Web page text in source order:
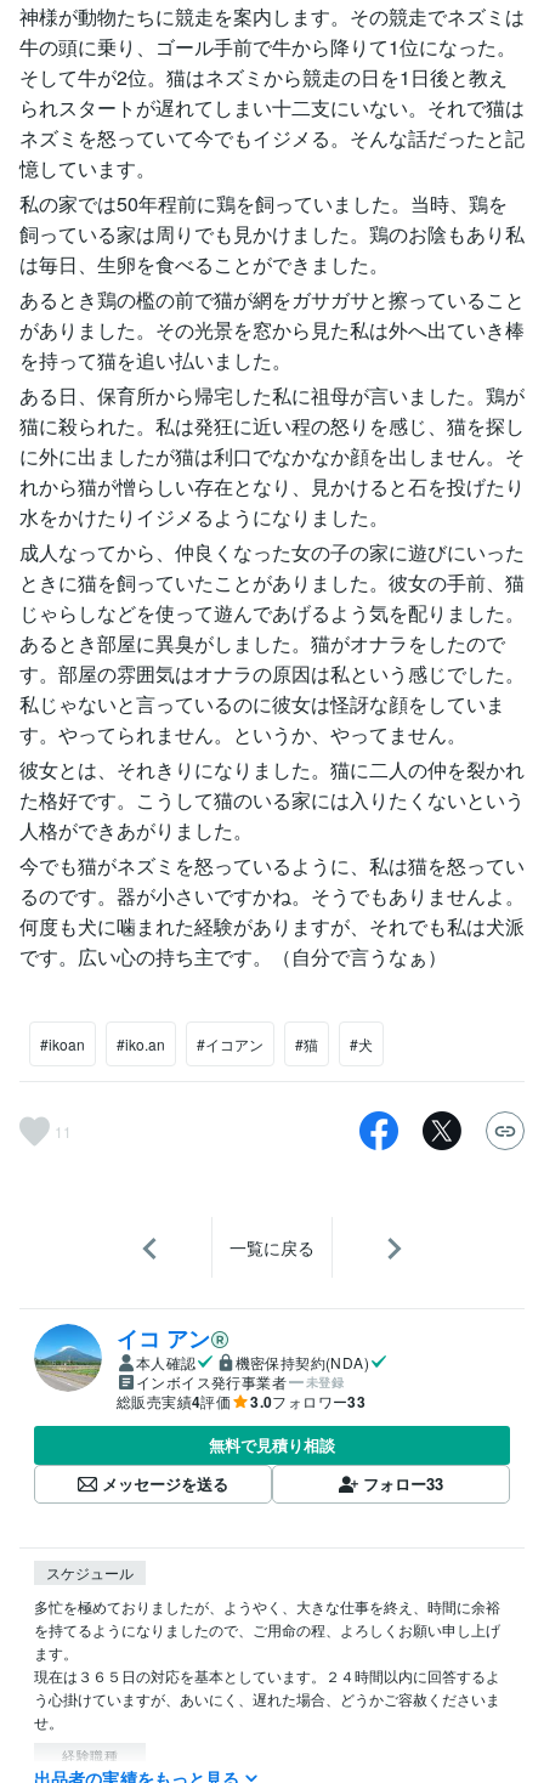
神様が動物たちに競走を案内します。その競走でネズミは
牛の頭に乗り、ゴール手前で牛から降りて1位になった。
そして牛が2位。猫はネズミから競走の日を1日後と教え
られスタートが遅れてしまい十二支にいない。それで猫は
ネズミを怒っていて今でもイジメる。そんな話だったと記
憶しています。
私の家では50年程前に鶏を飼っていました。当時、鶏を
飼っている家は周りでも見かけました。鶏のお陰もあり私
は毎日、生卵を食べることができました。
あるとき鶏の檻の前で猫が網をガサガサと擦っていること
がありました。その光景を窓から見た私は外へ出ていき棒
を持って猫を追い払いました。
ある日、保育所から帰宅した私に祖母が言いました。鶏が
猫に殺られた。私は発狂に近い程の怒りを感じ、猫を探し
に外に出ましたが猫は利口でなかなか顔を出しません。そ
れから猫が憎らしい存在となり、見かけると石を投げたり
水をかけたりイジメるようになりました。
成人なってから、仲良くなった女の子の家に遊びにいった
ときに猫を飼っていたことがありました。彼女の手前、猫
じゃらしなどを使って遊んであげるよう気を配りました。
あるとき部屋に異臭がしました。猫がオナラをしたので
す。部屋の雰囲気はオナラの原因は私という感じでした。
私じゃないと言っているのに彼女は怪訝な顔をしていま
す。やってられません。というか、やってません。
彼女とは、それきりになりました。猫に二人の仲を裂かれ
た格好です。こうして猫のいる家には入りたくないという
人格ができあがりました。
今でも猫がネズミを怒っているように、私は猫を怒ってい
るのです。器が小さいですかね。そうでもありませんよ。
何度も犬に噛まれた経験がありますが、それでも私は犬派
です。広い心の持ち主です。（自分で言うなぁ）
#ikoan #iko.an #イコアン #猫 #犬
11
一覧に戻る
イコ アン
本人確認
機密保持契約(NDA)
インボイス発行事業者
未登録
総販売実績4評価 3.0フォロワー33
無料で見積り相談
メッセージを送る
フォロー33
スケジュール
多忙を極めておりましたが、ようやく、大きな仕事を終え、時間に余裕
を持てるようになりましたので、ご用命の程、よろしくお願い申し上げ
ます。
現在は３６５日の対応を基本としています。２４時間以内に回答するよ
う心掛けていますが、あいにく、遅れた場合、どうかご容赦くださいま
せ。
経験職種
経験年数 : 3年
出品者の実績をもっと見る